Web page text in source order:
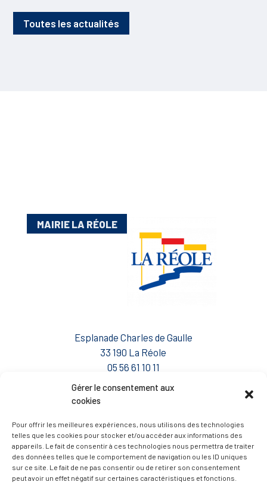
Gérer le consentement aux
cookies
Pour offrir les meilleures expériences, nous utilisons des technologies
telles que les cookies pour stocker et/ou accéder aux informations des
appareils. Le fait de consentir à ces technologies nous permettra de traiter
des données telles que le comportement de navigation ou les ID uniques
sur ce site. Le fait de ne pas consentir ou de retirer son consentement
peut avoir un effet négatif sur certaines caractéristiques et fonctions.
Toutes les actualités
MAIRIE LA RÉOLE
Esplanade Charles de Gaulle
33 190 La Réole
05 56 61 10 11
mairie@lareole.fr
Du lundi au jeudi inclus : 8h30 à 12h30 et 13h30 à
17h00
Vendredi : 9h00 à 12h00
— Contacter la Mairie